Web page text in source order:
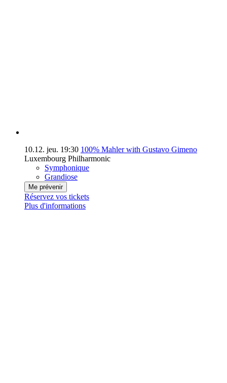
10.12. jeu. 19:30 100% Mahler with Gustavo Gimeno
Luxembourg Philharmonic
Symphonique
Grandiose
Me prévenir
Réservez vos tickets
Plus d'informations